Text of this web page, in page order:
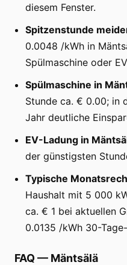
diesem Fenster.
Spitzenstunde
0.0048 /kWh in
Spülmaschine oder
Spülmaschine in
Stunde ca. € 0.00; in
Jahr deutliche
EV-Ladung in
der günstigsten
Typische
Haushalt mit 5 000
ca. € 1 bei aktuellen
0.0135 /kWh 30-
FAQ — Mäntsälä